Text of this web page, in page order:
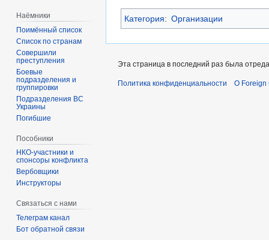
Категория: Организации
Наёмники
Поимённый список
Список по странам
Совершили
преступления
Боевые
подразделения и
группировки
Подразделения ВС
Украины
Погибшие
Пособники
спонсоры конфликта
‏‎Вербовщики
Инструкторы
Связаться с нами
Телеграм канал
Бот обратной связи
Эта страница в последний раз была
Политика конфиденциальности О Foreign